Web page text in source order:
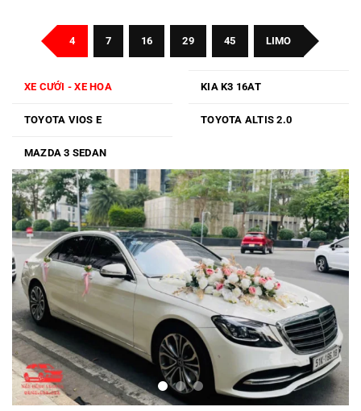
4 7 16 29 45 LIMO
XE CƯỚI - XE HOA KIA K3 16AT
TOYOTA VIOS E TOYOTA ALTIS 2.0
MAZDA 3 SEDAN